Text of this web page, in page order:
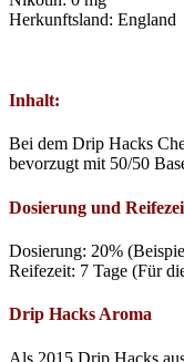
Herkunftsland: England
Inhalt:
Bei dem Drip Hacks
bevorzugt mit 50/50
Dosierung und
Dosierung: 20%
Reifezeit: 7 Tage (Für
Drip Hacks Aroma
Als 2015 Drip Hacks